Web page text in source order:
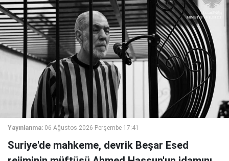
Yayınlanma: 06 Ağustos 2026 Perşembe 17:41
Suriye'de mahkeme, devrik Beşar Esed